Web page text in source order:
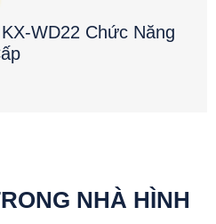
WD22 Chức Năng
NHÀ HÌNH